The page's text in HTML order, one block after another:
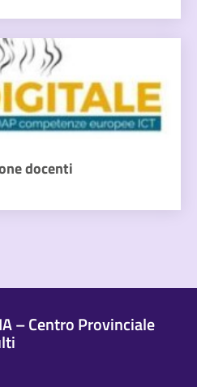
docenti
– Centro Provinciale